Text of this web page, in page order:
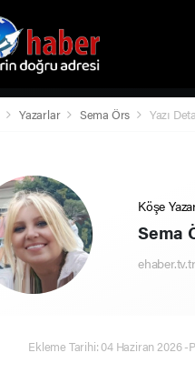
Yazarlar Sema Örs Yazı
Köşe
Sema
Ekleme Tarihi: 04 Haziran 2026 -